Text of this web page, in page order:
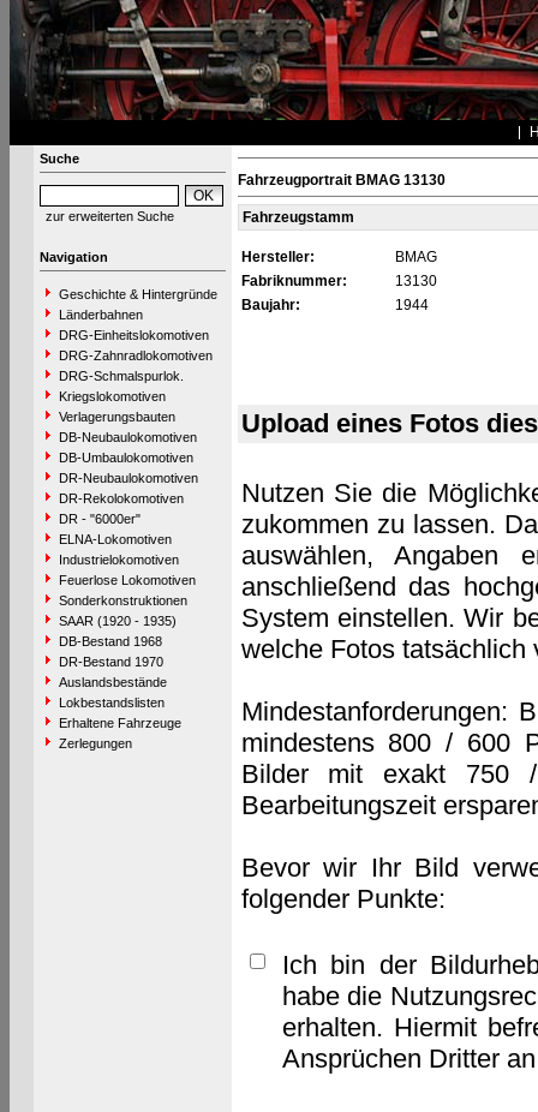
Suche
zur erweiterten Suche
Navigation
Geschichte & Hintergründe
Länderbahnen
DRG-Einheitslokomotiven
DRG-Zahnradlokomotiven
DRG-Schmalspurlok.
Kriegslokomotiven
Verlagerungsbauten
DB-Neubaulokomotiven
DB-Umbaulokomotiven
DR-Neubaulokomotiven
DR-Rekolokomotiven
DR - "6000er"
ELNA-Lokomotiven
Industrielokomotiven
Feuerlose Lokomotiven
Sonderkonstruktionen
SAAR (1920 - 1935)
DB-Bestand 1968
DR-Bestand 1970
Auslandsbestände
Lokbestandslisten
Erhaltene Fahrzeuge
Zerlegungen
Fahrzeugportrait BMAG 13130
Fahrzeugstamm
Hersteller:
BMAG
Fabriknummer:
13130
Baujahr:
1944
Upload eines Fotos
Nutzen Sie die
zukommen zu lassen.
auswählen, Angaben
anschließend das
System einstellen. Wir
welche Fotos tatsächlich
Mindestanforderungen:
mindestens 800 / 600
Bilder mit exakt 750
Bearbeitungszeit
Bevor wir Ihr Bild
folgender Punkte:
Ich bin der
habe die
erhalten. Hiermit
Ansprüchen Dritter